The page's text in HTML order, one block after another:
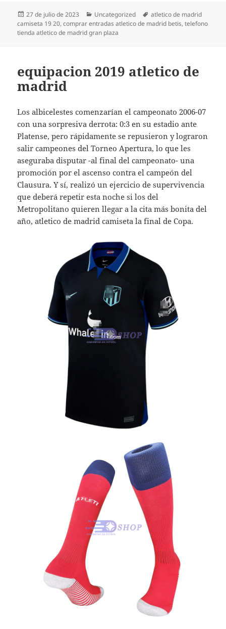
Publicado
el
27 de julio de 2023 Categorías
Uncategorized Etiquetas
atletico de madrid
camiseta 19 20,comprar entradas atletico de madrid betis,telefono
tienda atletico de madrid gran plaza
equipacion 2019 atletico de
madrid
Los albicelestes comenzarían el campeonato 2006-07
con una sorpresiva derrota: 0:3 en su estadio ante
Platense, pero rápidamente se repusieron y lograron
salir campeones del Torneo Apertura, lo que les
aseguraba disputar -al final del campeonato- una
promoción por el ascenso contra el campeón del
Clausura. Y sí, realizó un ejercicio de supervivencia
que deberá repetir esta noche si los del
Metropolitano quieren llegar a la cita más bonita del
año, atletico de madrid camiseta la final de Copa.